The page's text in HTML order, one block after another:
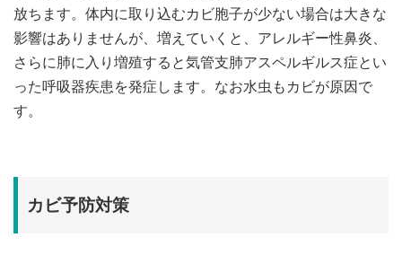
放ちます。体内に取り込むカビ胞子が少ない場合は大きな
影響はありませんが、増えていくと、アレルギー性鼻炎、
さらに肺に入り増殖すると気管支肺アスペルギルス症とい
った呼吸器疾患を発症します。なお水虫もカビが原因で
す。
カビ予防対策